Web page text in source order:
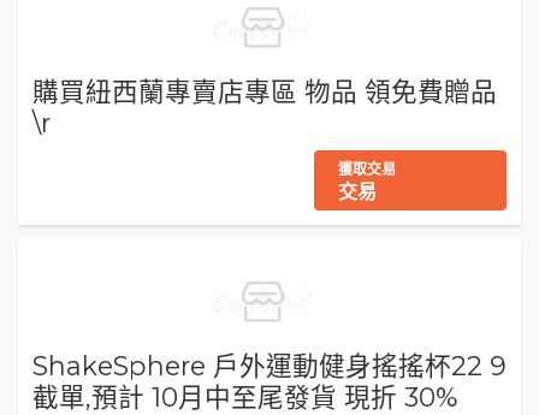
購買紐西蘭專賣店專區 物品 領免費贈品
\r
獲取交易
交易
ShakeSphere 戶外運動健身搖搖杯22 9
截單,預計 10月中至尾發貨 現折 30%